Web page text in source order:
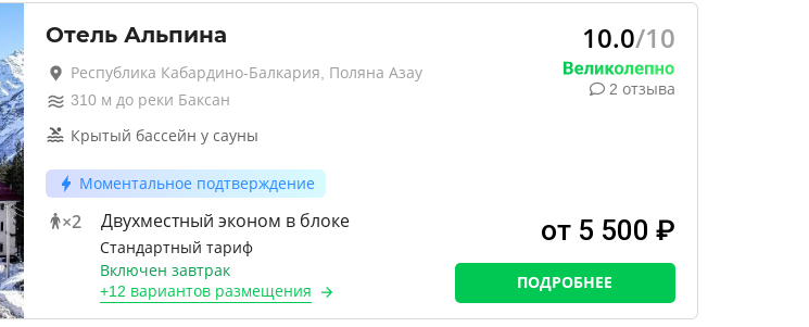
Отель Альпина
Республика Кабардино-Балкария, Поляна Азау
310 м до реки Баксан
Крытый бассейн у сауны
Моментальное подтверждение
×2 Двухместный эконом в блоке
Стандартный тариф
Включен завтрак
+12 вариантовразмещения
10.0/10
2 отзыва
от 5 500 ₽
ПОДРОБНЕЕ